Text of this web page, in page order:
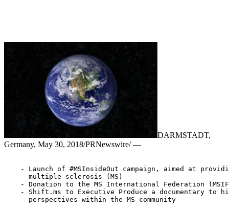
DARMSTADT,
Germany, May 30, 2018/PRNewswire/ —
- Launch of #MSInsideOut campaign, aimed at
      multiple sclerosis (MS)
- Donation to the MS International Federation
- Shift.ms to Executive Produce a documentary to
      perspectives within the MS community